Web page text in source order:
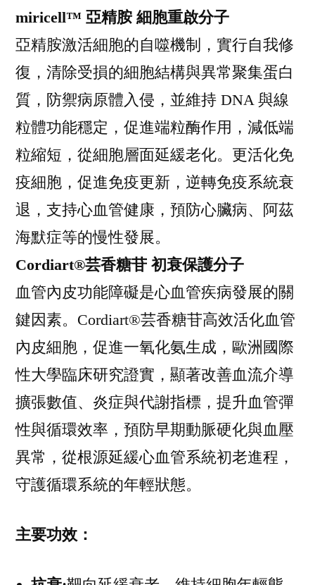
miricell™ 亞精胺 細胞重啟分子
亞精胺激活細胞的自噬機制，實行自我修
復，清除受損的細胞結構與異常聚集蛋白
質，防禦病原體入侵，並維持 DNA 與線
粒體功能穩定，促進端粒酶作用，減低端
粒縮短，從細胞層面延緩老化。更活化免
疫細胞，促進免疫更新，逆轉免疫系統衰
退，支持心血管健康，預防心臟病、阿茲
海默症等的慢性發展。
Cordiart®芸香糖苷 初衰保護分子
血管內皮功能障礙是心血管疾病發展的關
鍵因素。Cordiart®芸香糖苷高效活化血管
內皮細胞，促進一氧化氨生成，歐洲國際
性大學臨床研究證實，顯著改善血流介導
擴張數值、炎症與代謝指標，提升血管彈
性與循環效率，預防早期動脈硬化與血壓
異常，從根源延緩心血管系統初老進程，
守護循環系統的年輕狀態。
主要功效：